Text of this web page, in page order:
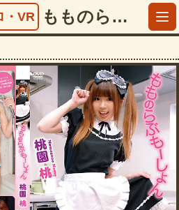
・VR もものらぶもーしょん 桃園桃【5561hiri01011】